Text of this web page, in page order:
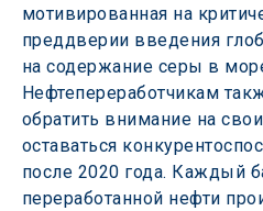
мотивированная на
преддверии введения
на содержание серы в
Нефтепереработчикам
обратить внимание на
оставаться
после 2020 года. Каждый
переработанной нефти